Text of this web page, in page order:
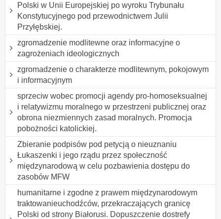
Polski w Unii Europejskiej po wyroku Trybunału
Konstytucyjnego pod przewodnictwem Julii
Przyłębskiej.
zgromadzenie modlitewne oraz informacyjne o
zagrożeniach ideologicznych
zgromadzenie o charakterze modlitewnym, pokojowym
i informacyjnym
sprzeciw wobec promocji agendy pro-homoseksualnej
i relatywizmu moralnego w przestrzeni publicznej oraz
obrona niezmiennych zasad moralnych. Promocja
pobożności katolickiej.
Zbieranie podpisów pod petycją o nieuznaniu
Łukaszenki i jego rządu przez społeczność
międzynarodową w celu pozbawienia dostępu do
zasobów MFW
humanitarne i zgodne z prawem międzynarodowym
traktowanieuchodźców, przekraczających granicę
Polski od strony Białorusi. Dopuszczenie dostrefy